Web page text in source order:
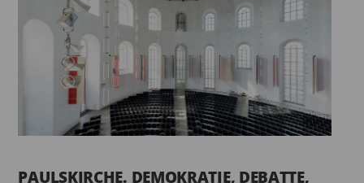
PAULSKIRCHE. DEMOKRATIE, DEBATTE,